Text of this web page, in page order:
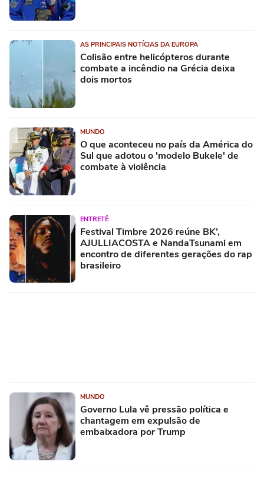
AS PRINCIPAIS NOTÍCIAS DA EUROPA
Colisão entre helicópteros durante
combate a incêndio na Grécia deixa
dois mortos
MUNDO
O que aconteceu no país da América do
Sul que adotou o 'modelo Bukele' de
combate à violência
ENTRETÊ
Festival Timbre 2026 reúne BK’,
AJULLIACOSTA e NandaTsunami em
encontro de diferentes gerações do rap
brasileiro
MUNDO
Governo Lula vê pressão política e
chantagem em expulsão de
embaixadora por Trump